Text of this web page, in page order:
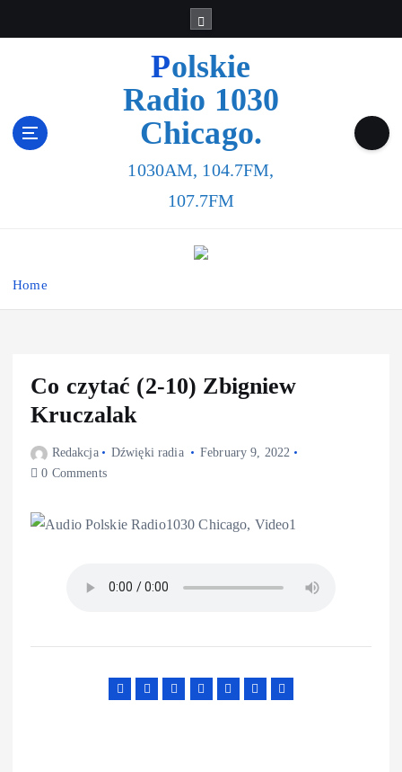
Polskie
Radio 1030
Chicago.
1030AM, 104.7FM,
107.7FM
Home
Co czytać (2-10) Zbigniew
Kruczalak
Redakcja Dźwięki radia
February 9, 2022
0 Comments